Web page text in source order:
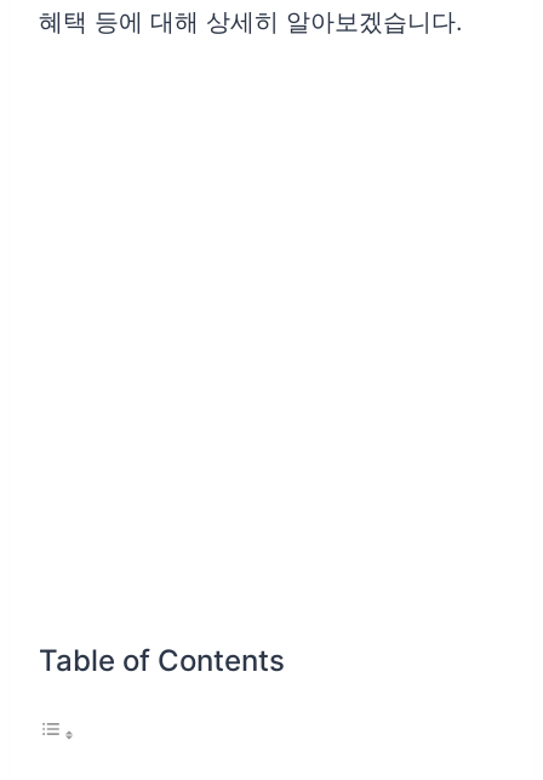
혜택 등에 대해 상세히 알아보겠습니다.
Table of Contents